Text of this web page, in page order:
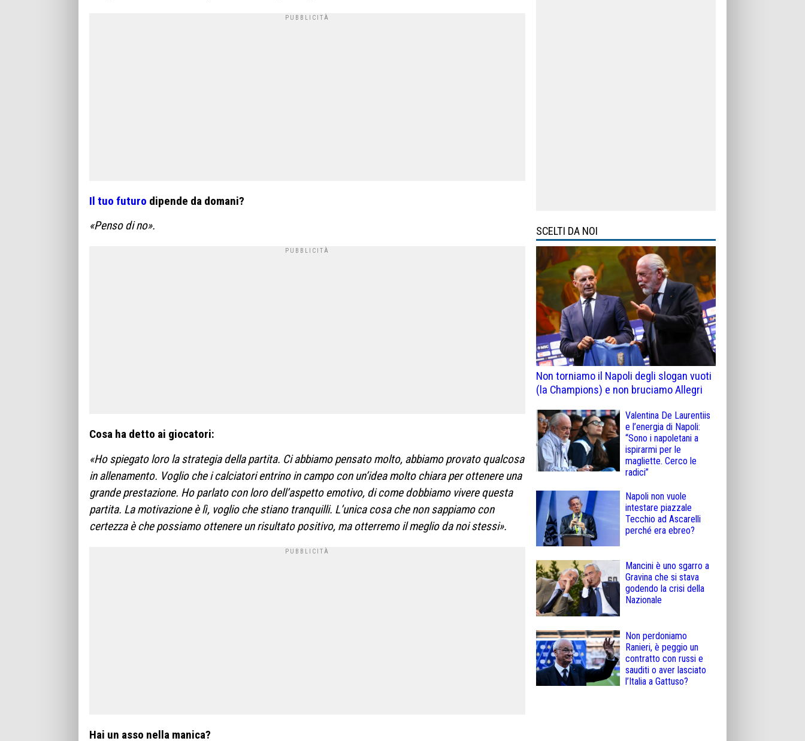
Il tuo futuro dipende da domani?
«Penso di no».
Cosa ha detto ai giocatori:
«Ho spiegato loro la strategia della partita. Ci abbiamo pensato molto, abbiamo provato qualcosa
in allenamento. Voglio che i calciatori entrino in campo con un’idea molto chiara per ottenere una
grande prestazione. Ho parlato con loro dell’aspetto emotivo, di come dobbiamo vivere questa
partita. La motivazione è lì, voglio che stiano tranquilli. L’unica cosa che non sappiamo con
certezza è che possiamo ottenere un risultato positivo, ma otterremo il meglio da noi stessi».
Hai un asso nella manica?
SCELTI DA NOI
Non torniamo il Napoli degli slogan vuoti
(la Champions) e non bruciamo Allegri
Valentina De Laurentiis
e l’energia di Napoli:
“Sono i napoletani a
ispirarmi per le
magliette. Cerco le
radici”
Napoli non vuole
intestare piazzale
Tecchio ad Ascarelli
perché era ebreo?
Mancini è uno sgarro a
Gravina che si stava
godendo la crisi della
Nazionale
Non perdoniamo
Ranieri, è peggio un
contratto con russi e
sauditi o aver lasciato
l’Italia a Gattuso?